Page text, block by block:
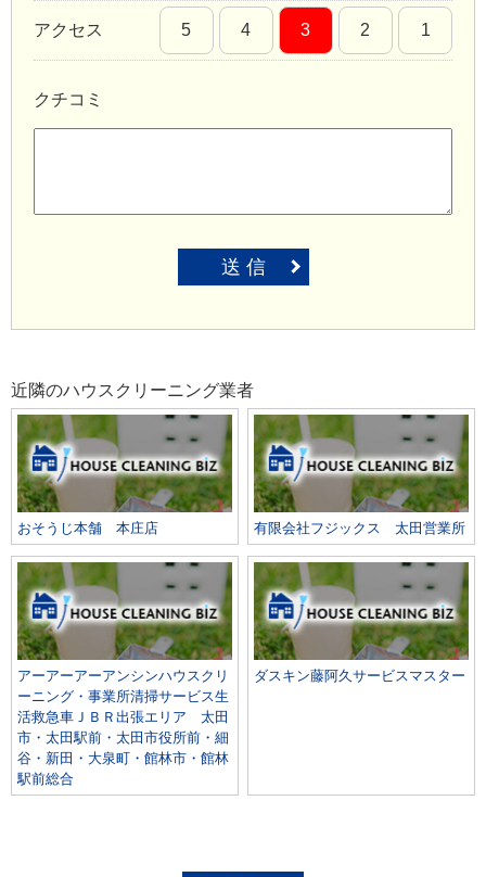
アクセス 5 4 3 2 1
クチコミ
送 信
近隣のハウスクリーニング業者
おそうじ本舗 本庄店 有限会社フジックス 太田営業所
アーアーアーアンシンハウスクリ
ーニング・事業所清掃サービス生
活救急車ＪＢＲ出張エリア 太田
市・太田駅前・太田市役所前・細
谷・新田・大泉町・館林市・館林
駅前総合
ダスキン藤阿久サービスマスター